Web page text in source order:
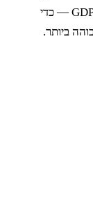
Tracking Transparency ועמידה מלאה ב-GDPR — כדי
ביותר.